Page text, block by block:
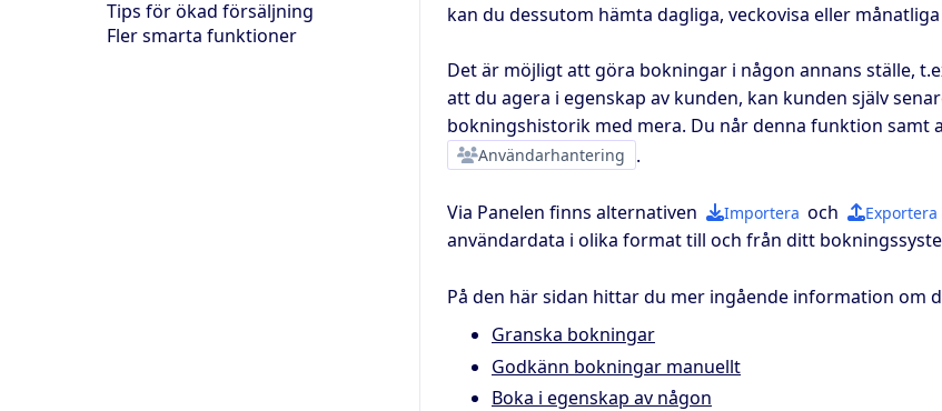
Tips för ökad försäljning
Fler smarta funktioner
kan du dessutom hämta dagliga, veckovisa eller
Det är möjligt att göra bokningar i någon annans ställe,
att du agera i egenskap av kunden, kan kunden själv
bokningshistorik med mera. Du når denna funktion samt
Användarhantering .
Via Panelen finns alternativen Importera och Exportera
användardata i olika format till och från ditt
På den här sidan hittar du mer ingående information om
Granska bokningar
Godkänn bokningar manuellt
Boka i egenskap av någon